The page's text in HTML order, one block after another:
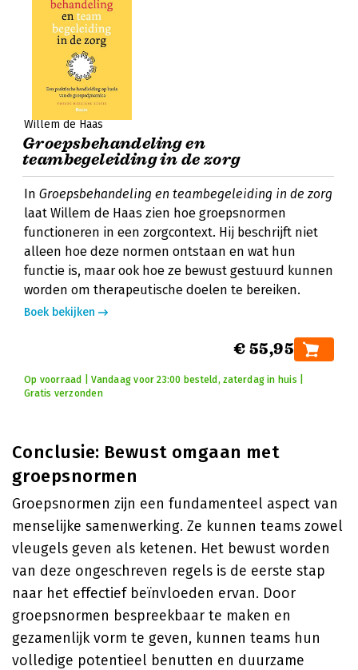
Willem de Haas
Groepsbehandeling en
teambegeleiding in de zorg
In Groepsbehandeling en teambegeleiding in de zorg
laat Willem de Haas zien hoe groepsnormen
functioneren in een zorgcontext. Hij beschrijft niet
alleen hoe deze normen ontstaan en wat hun
functie is, maar ook hoe ze bewust gestuurd kunnen
worden om therapeutische doelen te bereiken.
Boek bekijken
€ 55,95
Op voorraad | Vandaag voor 23:00 besteld, zaterdag in huis |
Gratis verzonden
Conclusie: Bewust omgaan met
groepsnormen
Groepsnormen zijn een fundamenteel aspect van
menselijke samenwerking. Ze kunnen teams zowel
vleugels geven als ketenen. Het bewust worden
van deze ongeschreven regels is de eerste stap
naar het effectief beïnvloeden ervan. Door
groepsnormen bespreekbaar te maken en
gezamenlijk vorm te geven, kunnen teams hun
volledige potentieel benutten en duurzame